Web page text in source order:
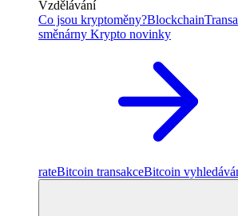
Vzdělávání
Co jsou kryptoměny?Blockchain
směnárny Krypto novinky
rateBitcoin transakceBitcoin